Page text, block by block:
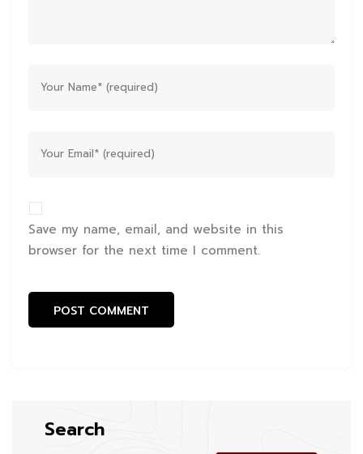
Save my name, email, and website in this
browser for the next time I comment.
Search